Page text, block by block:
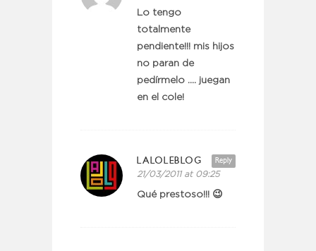
Lo tengo
totalmente
pendiente!!! mis hijos
no paran de
pedírmelo …. juegan
en el cole!
Reply
LALOLEBLOG
21/03/2011 at 09:25
Qué prestoso!!! 😉